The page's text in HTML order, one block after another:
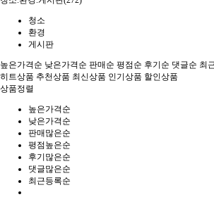
청소
환경
게시판
높은가격순 낮은가격순 판매순 평점순 후기순 댓글순 최
히트상품 추천상품 최신상품 인기상품 할인상품
상품정렬
높은가격순
낮은가격순
판매많은순
평점높은순
후기많은순
댓글많은순
최근등록순